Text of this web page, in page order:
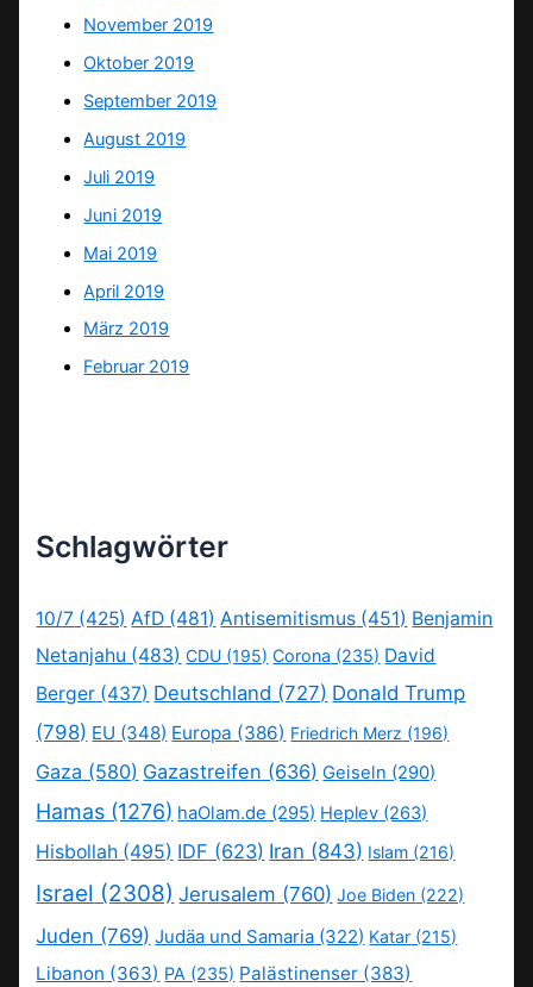
November 2019
Oktober 2019
September 2019
August 2019
Juli 2019
Juni 2019
Mai 2019
April 2019
März 2019
Februar 2019
Schlagwörter
10/7 (425) AfD (481) Antisemitismus (451) Benjamin
Netanjahu (483) CDU (195) Corona (235) David
Berger (437) Deutschland (727) Donald Trump
(798) EU (348) Europa (386) Friedrich Merz (196)
Gaza (580) Gazastreifen (636) Geiseln (290)
Hamas (1276) haOlam.de (295) Heplev (263)
Hisbollah (495) IDF (623) Iran (843) Islam (216)
Israel (2308) Jerusalem (760) Joe Biden (222)
Juden (769) Judäa und Samaria (322) Katar (215)
Libanon (363) PA (235) Palästinenser (383)